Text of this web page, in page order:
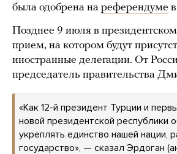
была одобрена на референдуме
Позднее 9 июля в
прием, на котором будут
иностранные делегации. От
председатель правительства
«Как 12-й президент Турции и
новой президентской республики
укреплять единство нашей нации,
государство», — сказал Эрдоган